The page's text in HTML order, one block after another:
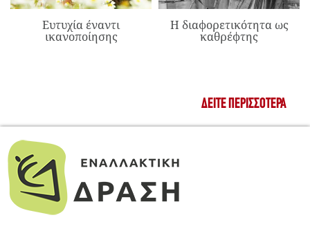
Ευτυχία έναντι
ικανοποίησης
Η διαφορετικότητα ως
καθρέφτης
ΔΕΊΤΕ ΠΕΡΙΣΣΌΤΕΡΑ